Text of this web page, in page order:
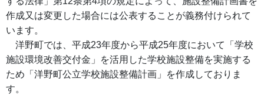
作成又は変更した場合には公表することが義務付けられて
います。
洋野町では、平成23年度から平成25年度において「学校
施設環境改善交付金」を活用した学校施設整備を実施する
ため「洋野町公立学校施設整備計画」を作成しておりま
す。